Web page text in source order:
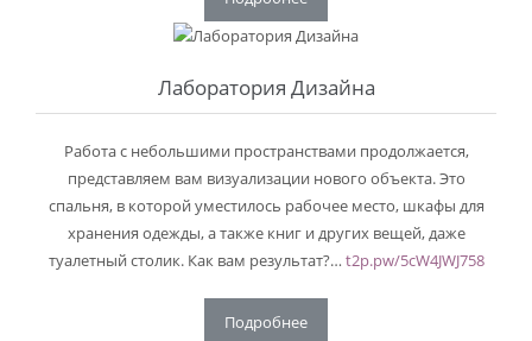
Лаборатория Дизайна
Работа с небольшими пространствами продолжается,
представляем вам визуализации нового объекта. Это
спальня, в которой уместилось рабочее место, шкафы для
хранения одежды, а также книг и других вещей, даже
туалетный столик. Как вам результат?… t2p.pw/5cW4JWJ758
Подробнее